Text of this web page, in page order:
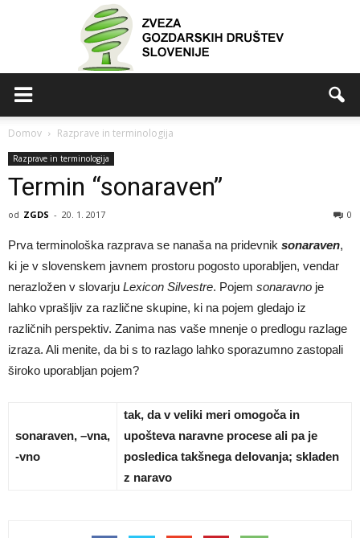
Domov Razprave in terminologija
Razprave in terminologija
Termin “sonaraven”
od ZGDS - 20. 1. 2017 0
Prva terminološka razprava se nanaša na pridevnik sonaraven,
ki je v slovenskem javnem prostoru pogosto uporabljen, vendar
nerazložen v slovarju Lexicon Silvestre. Pojem sonaravno je
lahko vprašljiv za različne skupine, ki na pojem gledajo iz
različnih perspektiv. Zanima nas vaše mnenje o predlogu razlage
izraza. Ali menite, da bi s to razlago lahko sporazumno zastopali
široko uporabljan pojem?
sonaraven, –vna,
-vno
tak, da v veliki meri omogoča in
upošteva naravne procese ali pa je
posledica takšnega delovanja; skladen
z naravo